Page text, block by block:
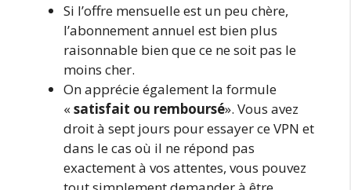
Si l’offre mensuelle est un peu chère,
l’abonnement annuel est bien plus
raisonnable bien que ce ne soit pas le
moins cher.
On apprécie également la formule
« satisfait ou remboursé». Vous avez
droit à sept jours pour essayer ce VPN et
dans le cas où il ne répond pas
exactement à vos attentes, vous pouvez